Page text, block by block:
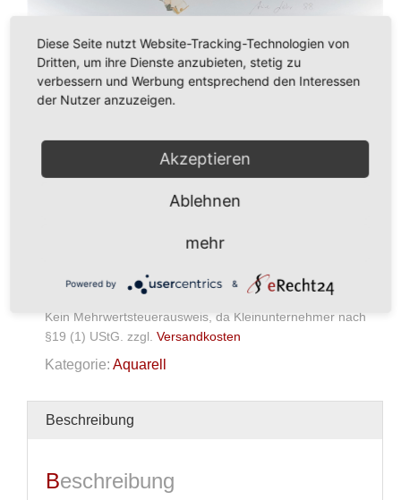
275,00€
Buntstift
Kein Mehrwertsteuerausweis, da Kleinunternehmer nach
§19 (1) UStG. zzgl. Versandkosten
Kategorie: Aquarell
Beschreibung
Beschreibung
Diese Seite nutzt Website-Tracking-Technologien von
Dritten, um ihre Dienste anzubieten, stetig zu
verbessern und Werbung entsprechend den Interessen
der Nutzer anzuzeigen.
Akzeptieren
Ablehnen
mehr
Powered by &